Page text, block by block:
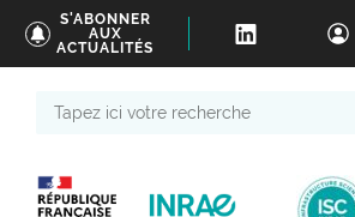
S'ABONNER
AUX
ACTUALITÉS